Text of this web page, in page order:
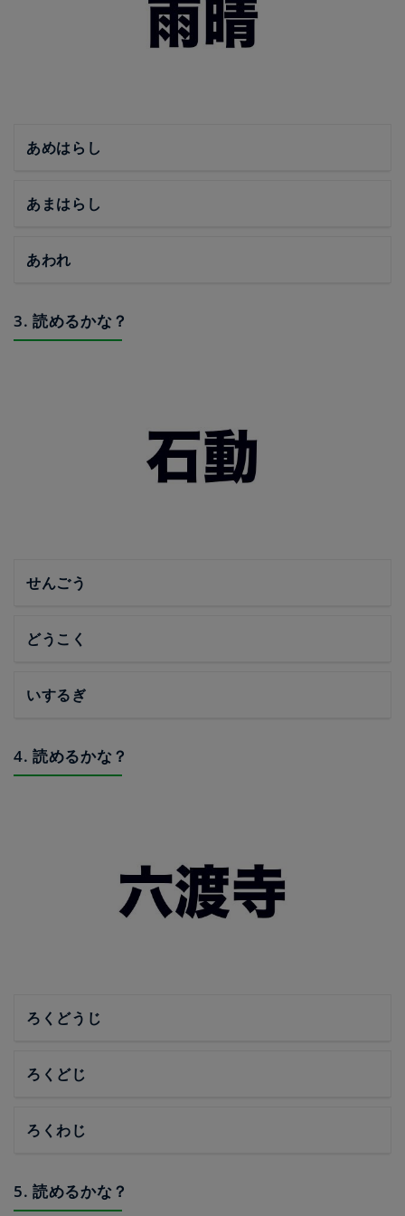
あめはらし
あまはらし
あわれ
3. 読めるかな？
せんごう
どうこく
いするぎ
4. 読めるかな？
ろくどうじ
ろくどじ
ろくわじ
5. 読めるかな？